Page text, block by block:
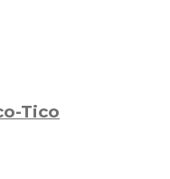
Tico